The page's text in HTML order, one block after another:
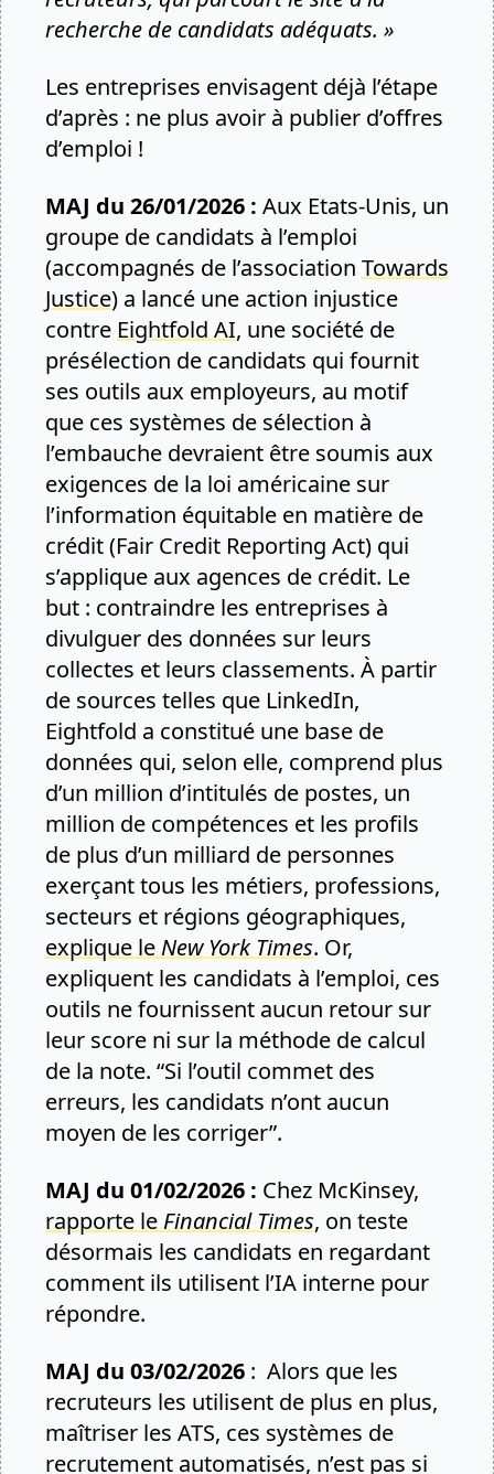
recherche de candidats adéquats. »
Les entreprises envisagent déjà l’étape
d’après : ne plus avoir à publier d’offres
d’emploi !
MAJ du 26/01/2026 : Aux Etats-Unis, un
groupe de candidats à l’emploi
(accompagnés de l’association Towards
Justice) a lancé une action injustice
contre Eightfold AI, une société de
présélection de candidats qui fournit
ses outils aux employeurs, au motif
que ces systèmes de sélection à
l’embauche devraient être soumis aux
exigences de la loi américaine sur
l’information équitable en matière de
crédit (Fair Credit Reporting Act) qui
s’applique aux agences de crédit. Le
but : contraindre les entreprises à
divulguer des données sur leurs
collectes et leurs classements. À partir
de sources telles que LinkedIn,
Eightfold a constitué une base de
données qui, selon elle, comprend plus
d’un million d’intitulés de postes, un
million de compétences et les profils
de plus d’un milliard de personnes
exerçant tous les métiers, professions,
secteurs et régions géographiques,
explique leNew York Times. Or,
expliquent les candidats à l’emploi, ces
outils ne fournissent aucun retour sur
leur score ni sur la méthode de calcul
de la note. “Si l’outil commet des
erreurs, les candidats n’ont aucun
moyen de les corriger”.
MAJ du 01/02/2026 : Chez McKinsey,
rapporte le Financial Times, on teste
désormais les candidats en regardant
comment ils utilisent l’IA interne pour
répondre.
MAJ du 03/02/2026 : Alors que les
recruteurs les utilisent de plus en plus,
maîtriser les ATS, ces systèmes de
recrutement automatisés, n’est pas si